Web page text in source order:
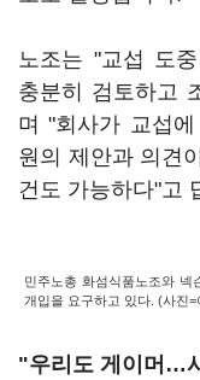
노조는 "교섭 도
충분히 검토하고
며 "회사가 교섭
원의 제안과 의견
건도 가능하다"고
민주노총 화섬식품노조와
개입을 요구하고 있다. (사진=
"우리도 게이머…